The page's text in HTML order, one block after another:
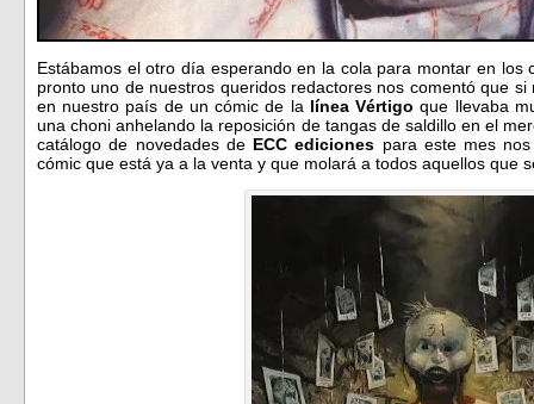
Estábamos el otro día esperando en la cola para montar en los
pronto uno de nuestros queridos redactores nos comentó que
en nuestro país de un cómic de la línea Vértigo que llevaba
una choni anhelando la reposición de tangas de saldillo en el
catálogo de novedades de ECC ediciones para este mes
cómic que está ya a la venta y que molará a todos aquellos que